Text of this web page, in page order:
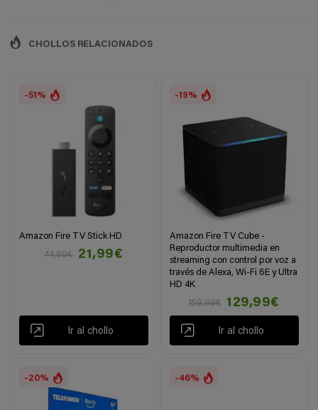
CHOLLOS RELACIONADOS
-51%
Amazon Fire TV Stick HD
44,99€
21,99€
Ir al chollo
-19%
Amazon Fire TV Cube -
Reproductor multimedia en
streaming con control por voz a
través de Alexa, Wi-Fi 6E y Ultra
HD 4K
159,99€
129,99€
Ir al chollo
-20% -46%